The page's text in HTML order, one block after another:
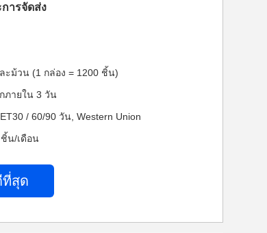
การจัดส่ง
ะม้วน (1 กล่อง = 1200 ชิ้น)
ภายใน 3 วัน
/ 60/90 วัน, Western Union
น/เดือน
ที่สุด